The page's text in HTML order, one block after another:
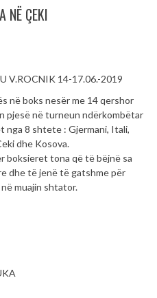
NË ÇEKI
V.ROCNIK 14-17.06.-2019
në boks nesër me 14 qershor
pjesë në turneun ndërkombëtar
nga 8 shtete : Gjermani, Itali,
dhe Kosova.
boksieret tona që të bëjnë sa
dhe të jenë të gatshme për
muajin shtator.